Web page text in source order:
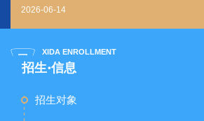
2026-06-14
XIDA ENROLLMENT
招生·信息
招生对象